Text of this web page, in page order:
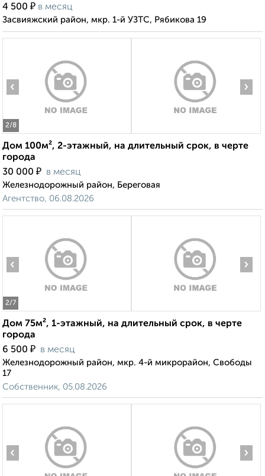
4 500 ₽ в месяц
Засвияжский район, мкр. 1-й УЗТС, Рябикова 19
2/8
‹ ›
Дом 100м², 2-этажный, на длительный срок, в черте
города
30 000 ₽ в месяц
Железнодорожный район, Береговая
Агентство, 06.08.2026
2/7
‹ ›
Дом 75м², 1-этажный, на длительный срок, в черте
города
6 500 ₽ в месяц
Железнодорожный район, мкр. 4-й микрорайон, Свободы
17
Собственник, 05.08.2026
‹ ›